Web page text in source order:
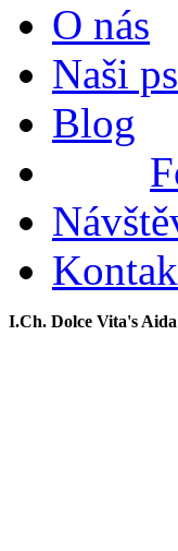
O nás
Naši
Blog
I.Ch. Dolce Vita's